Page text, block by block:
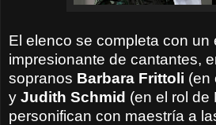
El elenco se completa con un
impresionante de cantantes,
sopranos Barbara Frittoli (en
y Judith Schmid (en el rol de
personifican con maestría a